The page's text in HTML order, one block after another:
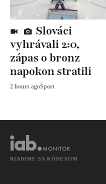
vyhrávali 2:0,
zápas o bronz
napokon stratili
2 hours agoŠport
RIADIME SA KÓDEXOM